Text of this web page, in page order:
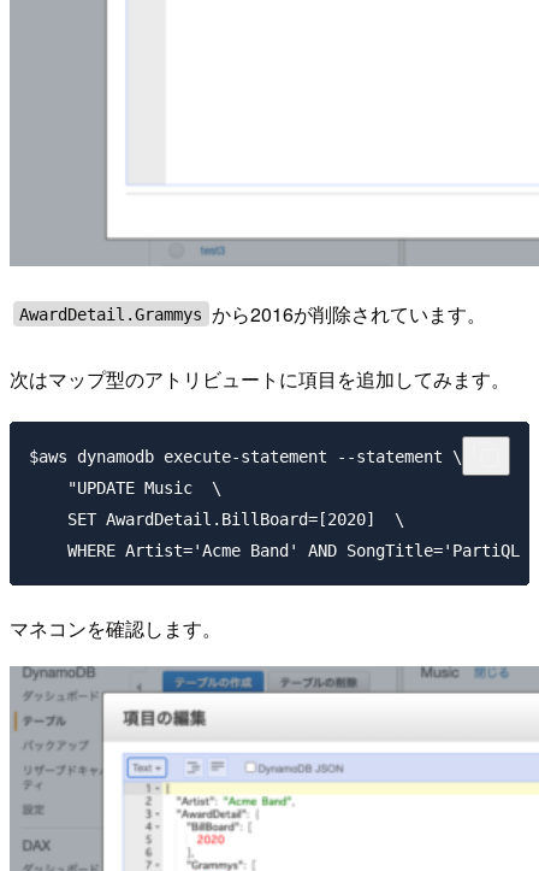
AwardDetail.Grammys から2016が削除されています。
次はマップ型のアトリビュートに項目を追加してみます。
$aws dynamodb execute-statement --statement \
    "UPDATE Music  \
    SET AwardDetail.BillBoard=[2020]  \
マネコンを確認します。